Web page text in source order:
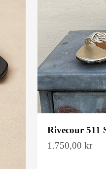
Rivecour 511
Salgspris
1.750,00 kr